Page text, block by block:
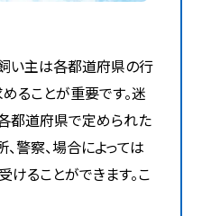
い主は各都道府県の行
ることが重要です。迷
都道府県で定められた
警察、場合によっては
ることができます。こ